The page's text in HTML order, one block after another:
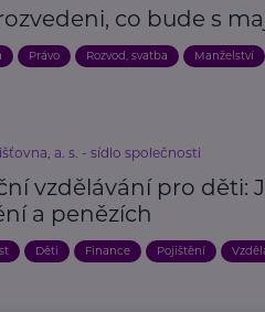
co bude s
Právo Rozvod, svatba Manželství
a. s. - sídlo společnosti
vzdělávání pro děti:
a penězích
Děti Finance Pojištění